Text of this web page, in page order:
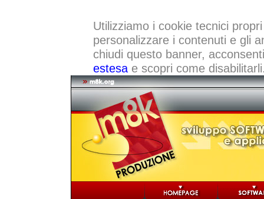
Utilizziamo i cookie tecnici
personalizzare i contenuti e gli
chiudi questo banner,
estesae scopri come